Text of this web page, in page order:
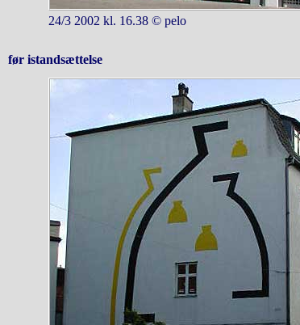
24/3 2002 kl. 16.38 © pelo
før istandsættelse